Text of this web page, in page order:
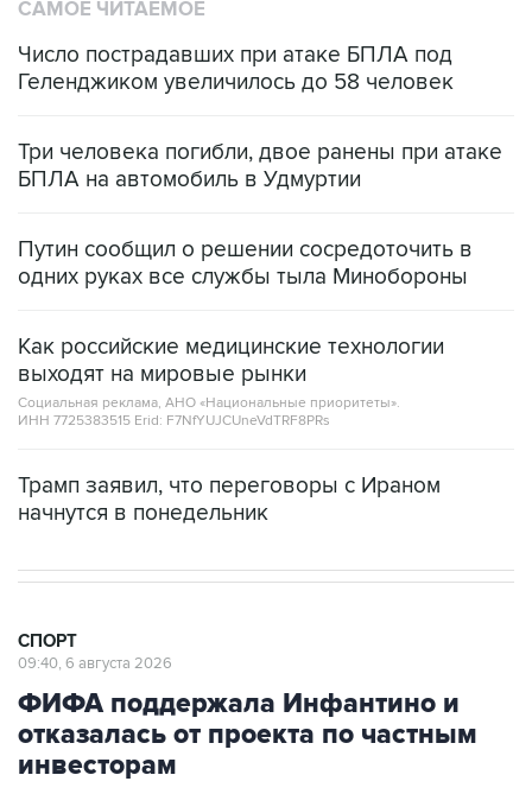
САМОЕ ЧИТАЕМОЕ
Число пострадавших при атаке БПЛА под
Геленджиком увеличилось до 58 человек
Три человека погибли, двое ранены при атаке
БПЛА на автомобиль в Удмуртии
Путин сообщил о решении сосредоточить в
одних руках все службы тыла Минобороны
Как российские медицинские технологии
выходят на мировые рынки
Социальная реклама, АНО «Национальные приоритеты».
ИНН 7725383515 Erid: F7NfYUJCUneVdTRF8PRs
Трамп заявил, что переговоры с Ираном
начнутся в понедельник
СПОРТ
09:40, 6 августа 2026
ФИФА поддержала Инфантино и
отказалась от проекта по частным
инвесторам